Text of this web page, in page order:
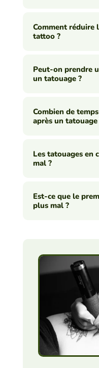
Comment réduire
tattoo ?
Peut-on prendre
un tatouage ?
Combien de
après un tatouage
Les tatouages
mal ?
Est-ce que le
plus mal ?